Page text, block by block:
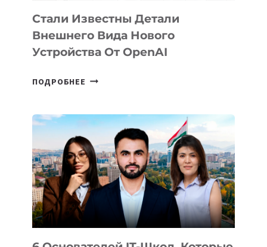
Стали Известны Детали
Внешнего Вида Нового
Устройства От OpenAI
ПОДРОБНЕЕ СТАЛИ
ВНЕШНЕГО
ВИДА
НОВОГО
УСТРОЙСТВА
ОТ
OPENAI